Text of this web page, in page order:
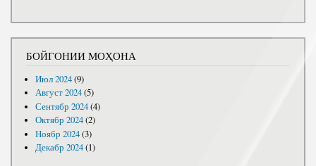
БОЙГОНИИ МОҲОНА
Июл 2024(9)
Август 2024(5)
Сентябр 2024(4)
Октябр 2024(2)
Ноябр 2024(3)
Декабр 2024(1)